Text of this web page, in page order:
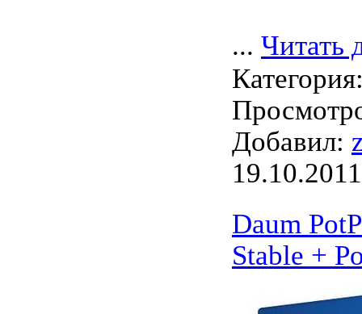
... Читать
Добавил:
19.10.2011
Daum
Stable +